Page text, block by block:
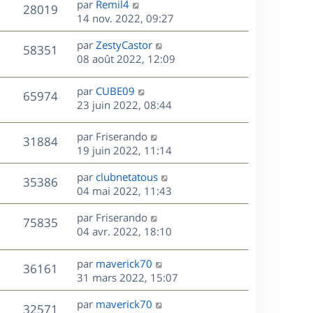
e
s
a
g
e
m
e
s
s
e
n
i
e
r
m
e
s
s
e
28019V
u
D
e
r
n
i
r
m
s
a
e
par Remil4
14 nov. 2022, 09:27
58351
u
e
s
D
e
i
e
r
m
e
s
a
e
par ZestyCastor
08 août 2022, 12:09
65974V
u
e
D
e
n
i
e
r
m
e
s
s
e
par CUBE09
23 juin 2022, 08:44
31884V
u
e
D
e
r
n
i
e
r
m
e
s
s
a
g
par Friserando
19 juin 2022, 11:14
35386V
u
D
e
r
n
i
e
r
m
e
s
par clubnetatous
04 mai 2022, 11:43
75835V
u
D
e
n
i
e
r
par Friserando
04 avr. 2022, 18:10
36161
u
D
e
r
n
par maverick70
31 mars 2022, 15:07
32571
D
par maverick70